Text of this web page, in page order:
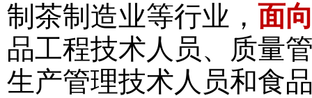
制茶制造业等行业 ， 面
品工程技术人员、质量
生产管理技术人员和食